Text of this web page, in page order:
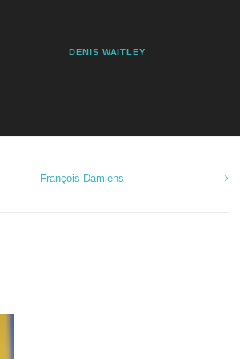
DENIS WAITLEY
François Damiens